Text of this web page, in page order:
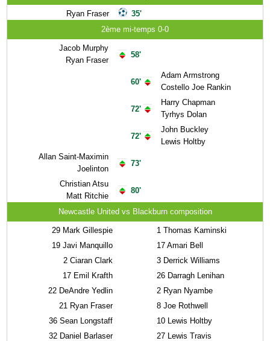
Ryan Fraser
35'
2ème mi-temps 0-0
Jacob Murphy
Ryan Fraser
Allan Saint-Maximin
Joelinton
Christian Atsu
Matt Ritchie
58'
60'
72'
72'
73'
80'
Adam Armstrong
Costello Joe Rankin
Harry Chapman
Tyrhys Dolan
John Buckley
Lewis Holtby
Newcastle United vs Blackburn composition
29 Mark Gillespie
19 Javi Manquillo
2 Ciaran Clark
17 Emil Krafth
22 DeAndre Yedlin
21 Ryan Fraser
36 Sean Longstaff
32 Daniel Barlaser
1 Thomas Kaminski
17 Amari Bell
3 Derrick Williams
26 Darragh Lenihan
2 Ryan Nyambe
8 Joe Rothwell
10 Lewis Holtby
27 Lewis Travis